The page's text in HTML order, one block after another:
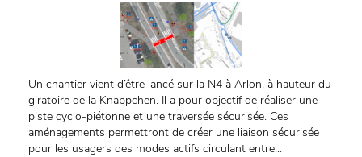
Un chantier vient d’être lancé sur la N4 à Arlon, à hauteur du
giratoire de la Knappchen. Il a pour objectif de réaliser une
piste cyclo-piétonne et une traversée sécurisée. Ces
aménagements permettront de créer une liaison sécurisée
pour les usagers des modes actifs circulant entre...